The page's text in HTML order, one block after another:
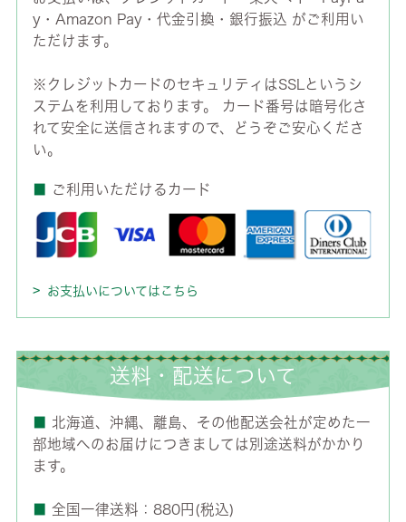
y・Amazon Pay・代金引換・銀行振込 がご利用い
ただけます。
※クレジットカードのセキュリティはSSLというシ
ステムを利用しております。 カード番号は暗号化さ
れて安全に送信されますので、どうぞご安心くださ
い。
ご利用いただけるカード
お支払いについてはこちら
送料・配送について
北海道、沖縄、離島、その他配送会社が定めた一
部地域へのお届けにつきましては別途送料がかかり
ます。
全国一律送料：880円(税込)